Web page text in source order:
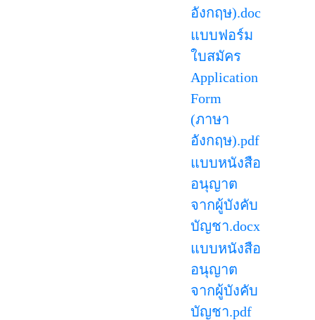
อังกฤษ).doc
แบบฟอร์ม
ใบสมัคร
Application
Form
(ภาษา
อังกฤษ).pdf
แบบหนังสือ
อนุญาต
จากผู้บังคับ
บัญชา.docx
แบบหนังสือ
อนุญาต
จากผู้บังคับ
บัญชา.pdf